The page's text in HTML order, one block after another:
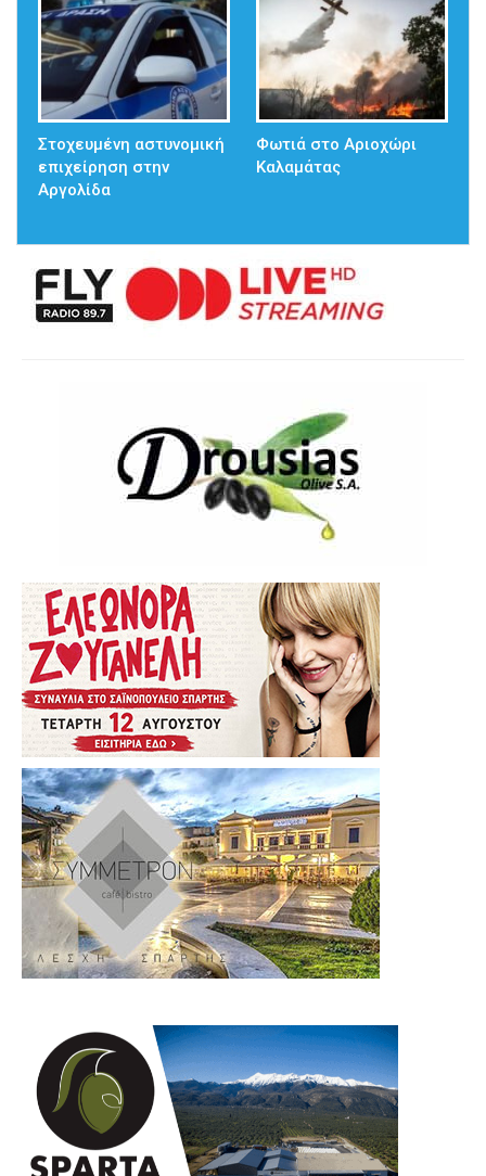
Στοχευμένη αστυνομική
επιχείρηση στην
Αργολίδα
Φωτιά στο Αριοχώρι
Καλαμάτας